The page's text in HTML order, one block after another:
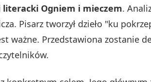
Ogniem i mieczem.
Pisarz tworzył dzieło "ku
ważne. Przedstawiona zostanie